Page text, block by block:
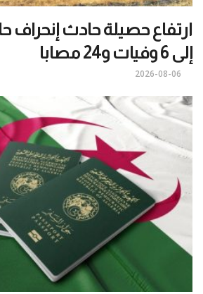
ارتفاع حصيلة حادث إنحراف
إلى 6 وفيات و24 مصابا
2026-08-06